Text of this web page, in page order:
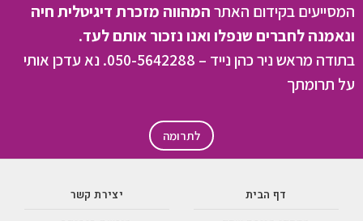
המסייעים בקידום האתרהמהווה מזכרת דיגיטלית חיה
ונאמנה לחברים שנפלו ואנו נזכור אותם לעד.
בתודה מראש ניר כהן נייד – 050-5642288. נא עדכן אותי
על תרומתך
לתרומה
דף הבית
יצירת קשר